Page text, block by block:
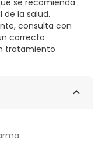
la salud.
consulta con
correcto
tratamiento